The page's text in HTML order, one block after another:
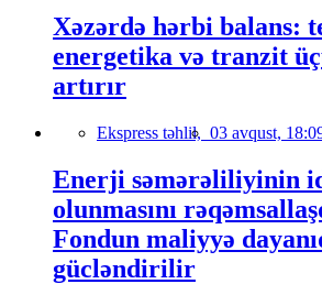
Xəzərdə hərbi balans:
energetika və tranzit
artırır
Ekspress təhlil, 03 avqust,
Enerji səmərəliliyinin
olunmasını
Fondun maliyyə
gücləndirilir